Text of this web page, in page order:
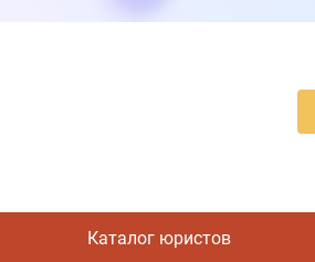
Каталог юристов